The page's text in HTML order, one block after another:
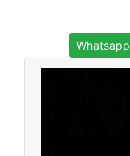
Whatsapp